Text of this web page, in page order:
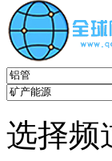
选择频